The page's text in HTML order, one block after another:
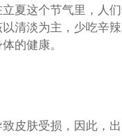
立夏这个节气里，人
以清淡为主，少吃辛
的健康。
致皮肤受损，因此，